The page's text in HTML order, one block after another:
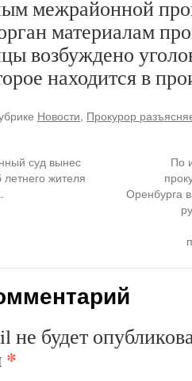
межрайонной
материалам
возбуждено
находится в
Новости, Прокурор
суд вынес
жителя
По
Оренбурга
не будет
*